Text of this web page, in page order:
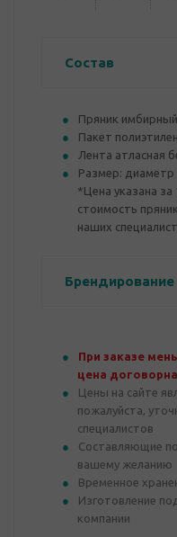
Состав
Пряник
Пакет
Лента атласная
Размер: диаметр
*Цена указана за
стоимость
наших
Брендирование
При заказе
цена
Цены на сайте
пожалуйста,
специалистов
Составляющие
вашему желанию
Временное
Изготовление
компании